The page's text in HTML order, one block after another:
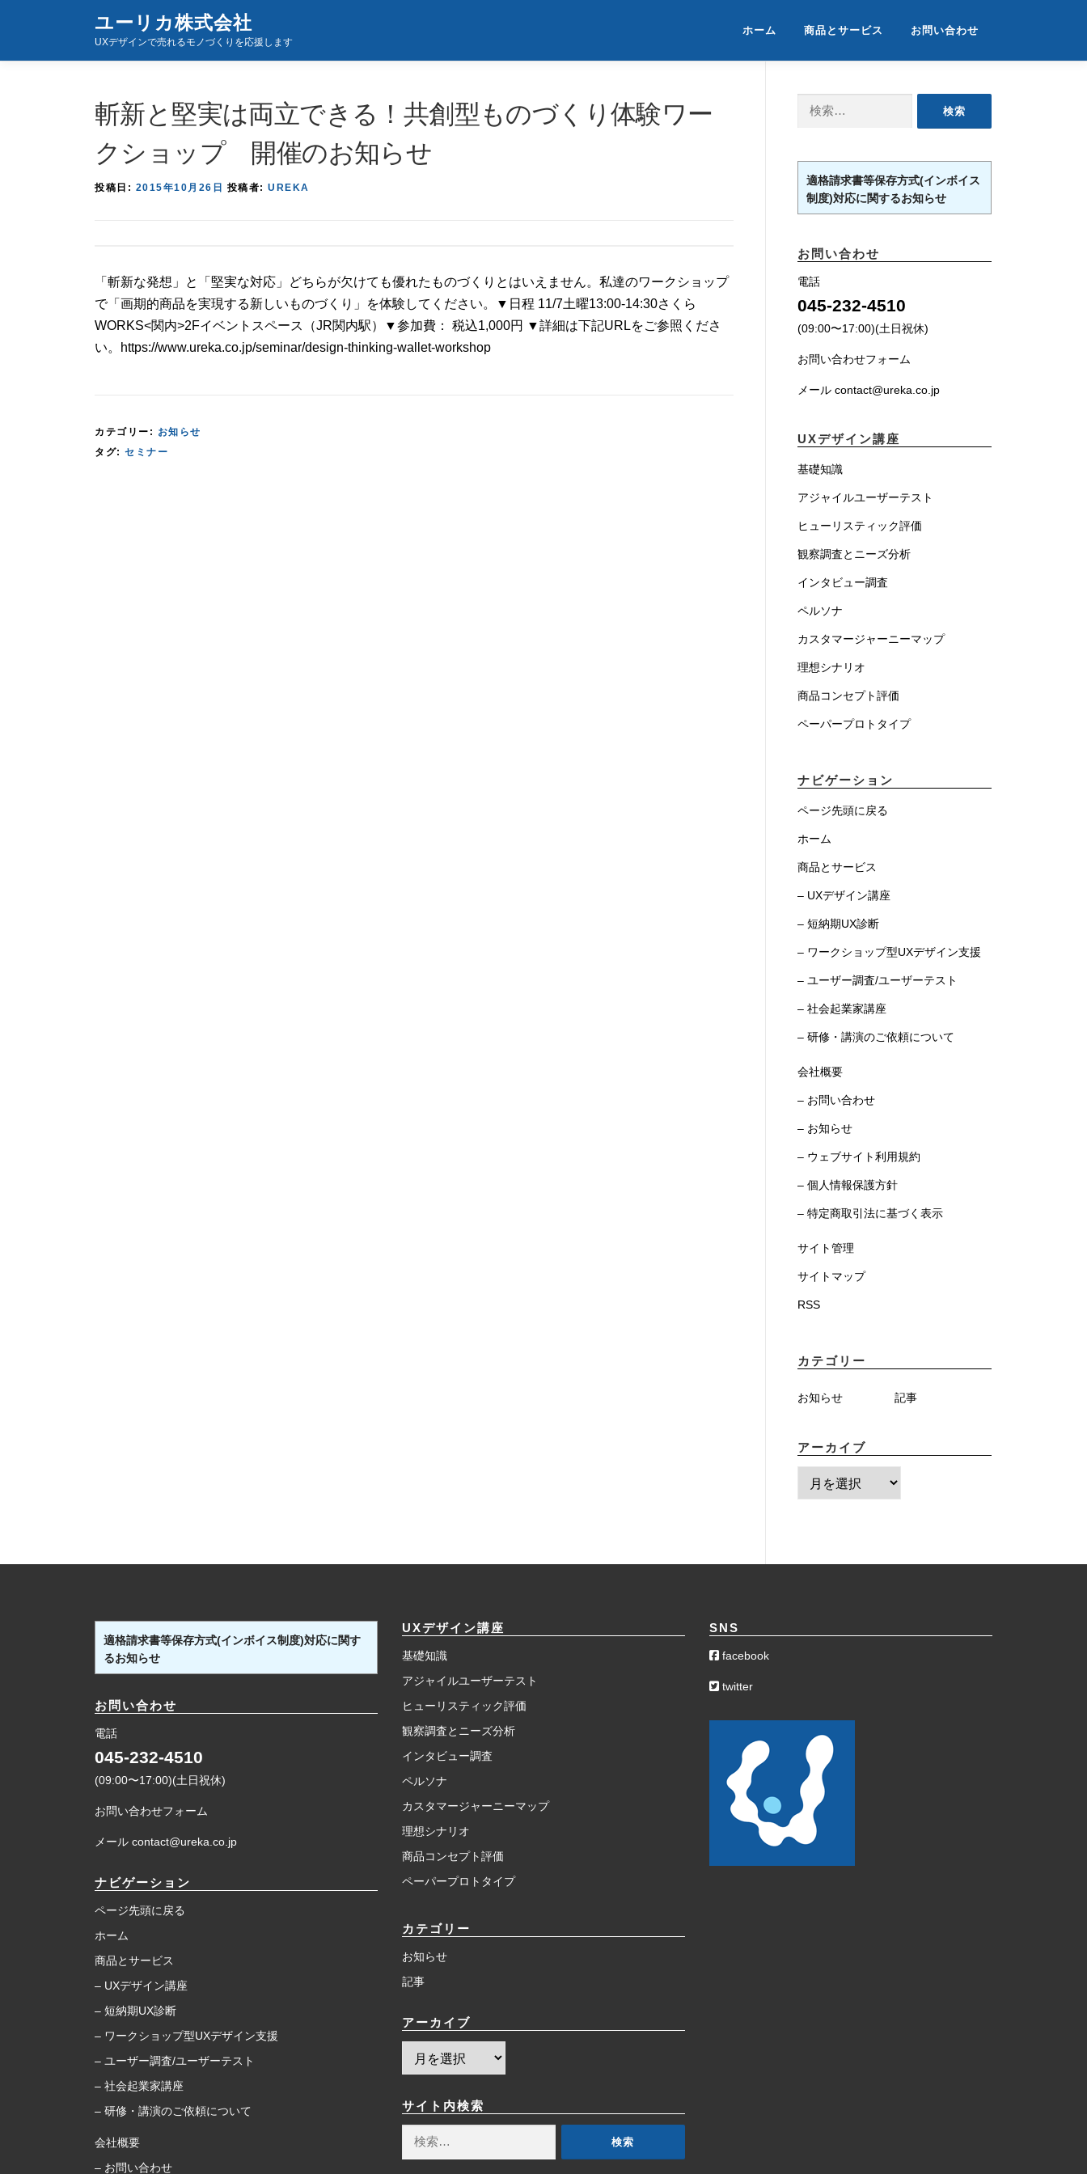
ユーリカ株式会社
UXデザインで売れるモノづくりを応援します
ホーム 商品とサービス お問い合わせ
斬新と堅実は両立できる！共創型ものづくり体験ワー
クショップ 開催のお知らせ
投稿日: 2015年10月26日 投稿者: UREKA
「斬新な発想」と「堅実な対応」どちらが欠けても優れたものづくりとはいえません。私達のワークショップ
で「画期的商品を実現する新しいものづくり」を体験してください。▼日程 11/7土曜13:00-14:30さくら
WORKS<関内>2Fイベントスペース（JR関内駅）▼参加費： 税込1,000円 ▼詳細は下記URLをご参照くださ
い。https://www.ureka.co.jp/seminar/design-thinking-wallet-workshop
カテゴリー: お知らせ
タグ: セミナー
適格請求書等保存方式(インボイス
制度)対応に関するお知らせ
お問い合わせ
電話
045-232-4510
(09:00〜17:00)(土日祝休)
お問い合わせフォーム
メール contact@ureka.co.jp
UXデザイン講座
基礎知識
アジャイルユーザーテスト
ヒューリスティック評価
観察調査とニーズ分析
インタビュー調査
ペルソナ
カスタマージャーニーマップ
理想シナリオ
商品コンセプト評価
ペーパープロトタイプ
ナビゲーション
ページ先頭に戻る
ホーム
商品とサービス
– UXデザイン講座
– 短納期UX診断
– ワークショップ型UXデザイン支援
– ユーザー調査/ユーザーテスト
– 社会起業家講座
– 研修・講演のご依頼について
会社概要
– お問い合わせ
– お知らせ
– ウェブサイト利用規約
– 個人情報保護方針
– 特定商取引法に基づく表示
サイト管理
サイトマップ
RSS
カテゴリー
お知らせ 記事
アーカイブ
ー
ブ
適格請求書等保存方式(インボイス制度)対応に関す
るお知らせ
お問い合わせ
電話
045-232-4510
(09:00〜17:00)(土日祝休)
お問い合わせフォーム
メール contact@ureka.co.jp
ナビゲーション
ページ先頭に戻る
ホーム
商品とサービス
– UXデザイン講座
– 短納期UX診断
– ワークショップ型UXデザイン支援
– ユーザー調査/ユーザーテスト
– 社会起業家講座
– 研修・講演のご依頼について
会社概要
– お問い合わせ
UXデザイン講座
基礎知識
アジャイルユーザーテスト
ヒューリスティック評価
観察調査とニーズ分析
インタビュー調査
ペルソナ
カスタマージャーニーマップ
理想シナリオ
商品コンセプト評価
ペーパープロトタイプ
カテゴリー
お知らせ
記事
アーカイブ
イ
ブ
サイト内検索
SNS
facebook
twitter